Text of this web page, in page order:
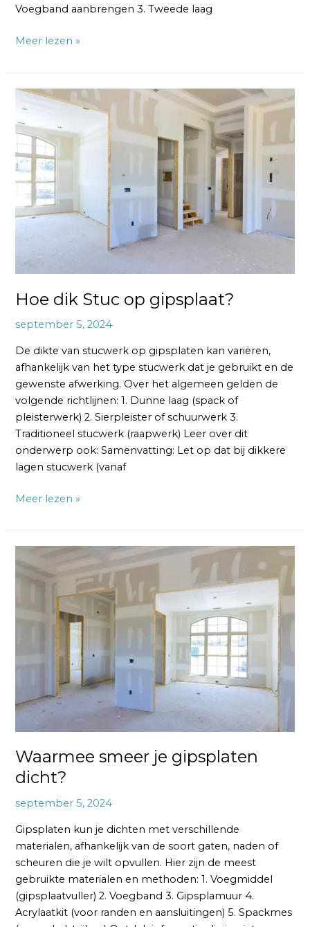
Voegband aanbrengen 3. Tweede laag
Meer lezen »
Hoe dik Stuc op gipsplaat?
september 5, 2024
De dikte van stucwerk op gipsplaten kan variëren,
afhankelijk van het type stucwerk dat je gebruikt en de
gewenste afwerking. Over het algemeen gelden de
volgende richtlijnen: 1. Dunne laag (spack of
pleisterwerk) 2. Sierpleister of schuurwerk 3.
Traditioneel stucwerk (raapwerk) Leer over dit
onderwerp ook: Samenvatting: Let op dat bij dikkere
lagen stucwerk (vanaf
Hoe
dik
Stuc
op
gipsplaat?
Meer lezen »
Waarmee smeer je gipsplaten
dicht?
september 5, 2024
Gipsplaten kun je dichten met verschillende
materialen, afhankelijk van de soort gaten, naden of
scheuren die je wilt opvullen. Hier zijn de meest
gebruikte materialen en methoden: 1. Voegmiddel
(gipsplaatvuller) 2. Voegband 3. Gipsplamuur 4.
Acrylaatkit (voor randen en aansluitingen) 5. Spackmes
smeer
gipsplaten